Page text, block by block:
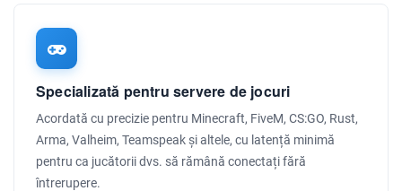
Specializată pentru servere de jocuri
Acordată cu precizie pentru Minecraft, FiveM, CS:GO, Rust,
Arma, Valheim, Teamspeak și altele, cu latență minimă
pentru ca jucătorii dvs. să rămână conectați fără
întrerupere.